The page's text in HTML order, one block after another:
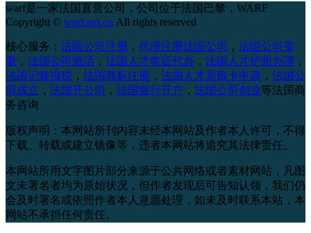
warf是一家法国直营公司，公司位于法国巴黎， WARF
Copyright © warf.net.cn All rights reserved
核心服务： 法国公司注册 ， 代理注册法国公司 ， 法国公司变
更 ， 法国公司激活 ， 法国人才签证代办 ， 法国人才护照办理 ，
法国记账报税 ， 法国商标注册 ， 法国人才居留卡申请 ， 法国公
司成立 ， 法国开公司 ， 法国银行开户 ， 法国公司创业等法国商
务咨询
版权声明：本网站所刊内容未经本网站及作者本人许可，不得
下载、转载或建立镜像等，违者本网站将追究其法律责任。
本网站所用文字图片部分来源于公共网络或者素材网站，凡图
文未署名者均为原始状况，但作者发现后可告知认领，我们仍
会及时署名或依照作者本人意愿处理，如未及时联系本站，本
网站不承担任何责任。